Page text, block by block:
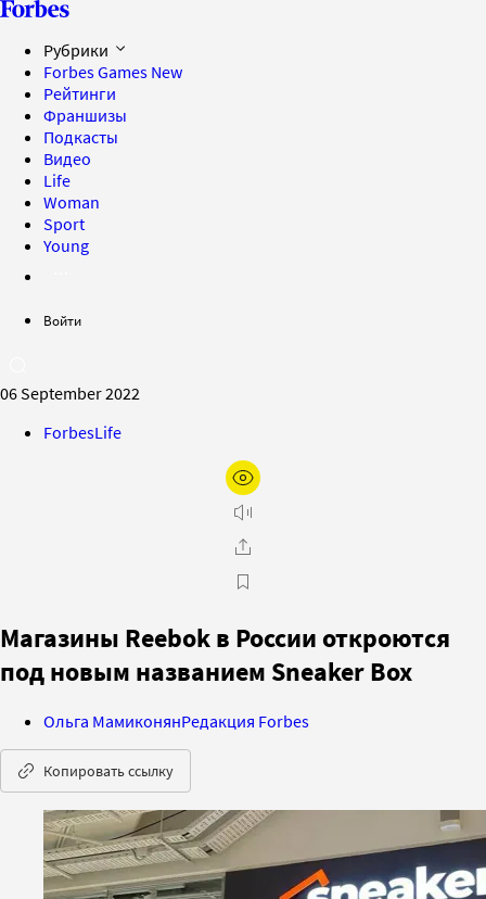
Рубрики
Forbes Games New
Рейтинги
Франшизы
Подкасты
Видео
Life
Woman
Sport
Young
Войти
06 September 2022
ForbesLife
Магазины Reebok в России откроются
под новым названием Sneaker Box
Ольга МамиконянРедакция Forbes
Копировать ссылку